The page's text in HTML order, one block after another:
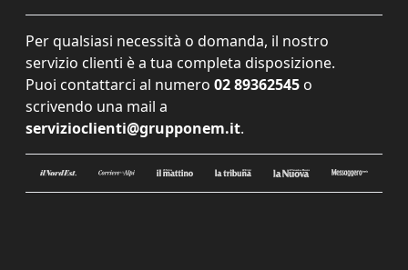
Per qualsiasi necessità o domanda, il nostro
servizio clienti è a tua completa disposizione.
Puoi contattarci al numero 02 89362545 o
scrivendo una mail a
servizioclienti@grupponem.it.